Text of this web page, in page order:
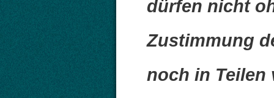
dürfen nicht
Zustimmung
noch in Teilen